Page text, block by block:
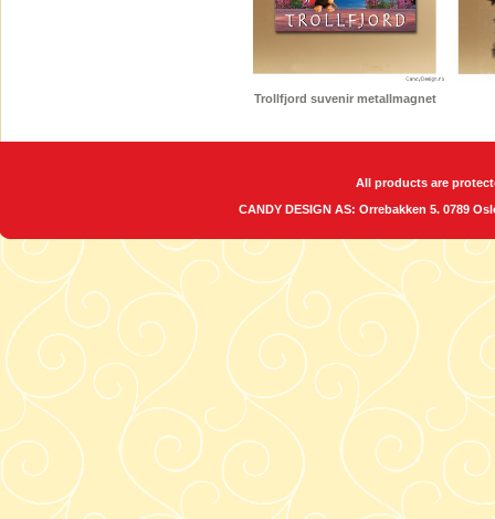
Trollfjord suvenir metallmagnet
All products are
CANDY DESIGN AS: Orrebakken 5. 0789